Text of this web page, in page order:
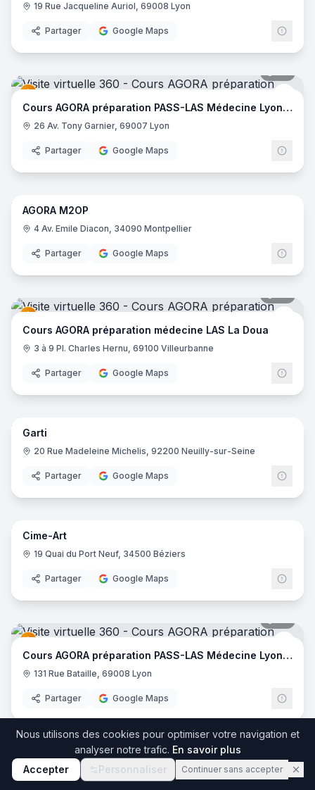
19 Rue Jacqueline Auriol, 69008 Lyon
Partager Google Maps
Cours AGORA préparation PASS-LAS Médecine Lyon SUD
26 Av. Tony Garnier, 69007 Lyon
Partager Google Maps
18
AGORA M2OP
4 Av. Emile Diacon, 34090 Montpellier
Partager Google Maps
Cours AGORA préparation médecine LAS La Doua
3 à 9 Pl. Charles Hernu, 69100 Villeurbanne
Partager Google Maps
16
Garti
20 Rue Madeleine Michelis, 92200 Neuilly-sur-Seine
Partager Google Maps
25
Cime-Art
19 Quai du Port Neuf, 34500 Béziers
Partager Google Maps
Cours AGORA préparation PASS-LAS Médecine Lyon EST
131 Rue Bataille, 69008 Lyon
Partager Google Maps
Agora - Paces
131 Rue Bataille, 69008 Lyon
Nous utilisons des cookies pour optimiser votre navigation et
analyser notre trafic. En savoir plus
Accepter
Personnaliser Continuer sans accepter